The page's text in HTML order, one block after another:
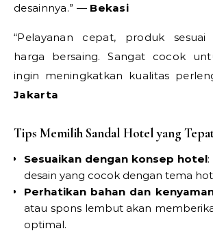
desainnya.” — Bekasi
“Pelayanan cepat, produk sesuai
harga bersaing. Sangat cocok
ingin meningkatkan kualitas
Jakarta
Tips Memilih Sandal Hotel yang
Sesuaikan dengan konsep hotel
desain yang cocok dengan tema
Perhatikan bahan dan
atau spons lembut akan
optimal.